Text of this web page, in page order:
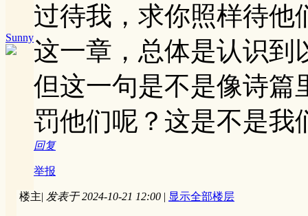
Sunny
过待我，求你照样待他
这一章，总体是认识到
但这一句是不是像诗篇
罚他们呢？这是不是我
回复
举报
楼主| 发表于 2024-10-21 12:00 | 显示全部楼层